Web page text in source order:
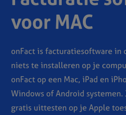
voor MAC
onFact is facturatiesoftware in
niets te installeren op je
onFact op een Mac, iPad en
Windows of Android systemen.
gratis uittesten op je Apple